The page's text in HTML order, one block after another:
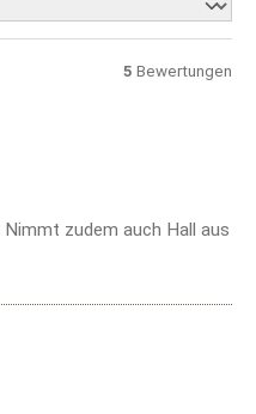
5 Bewertungen
zudem auch Hall aus